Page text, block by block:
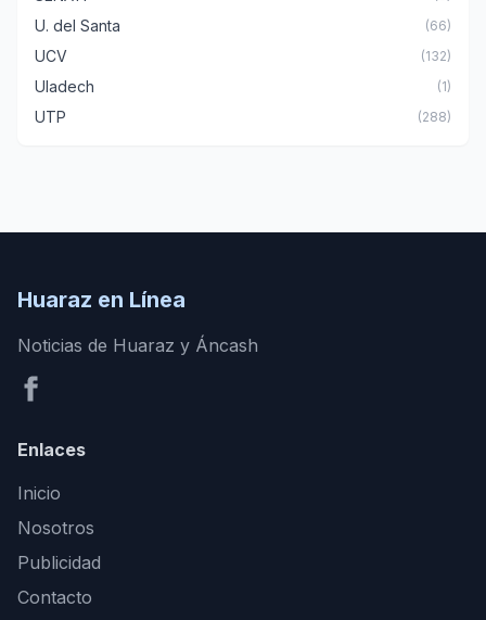
U. del Santa (66)
UCV (132)
Uladech (1)
UTP (288)
Huaraz en Línea
Noticias de Huaraz y Áncash
Enlaces
Inicio
Nosotros
Publicidad
Contacto